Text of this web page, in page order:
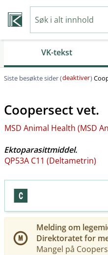
VK-tekst
Siste besøkte sider (deaktiver)
Coopersect vet.
MSD Animal Health (MSD
Ektoparasittmiddel.
QP53A C11 (Deltametrin)
Melding om
Direktoratet for
Mangel på